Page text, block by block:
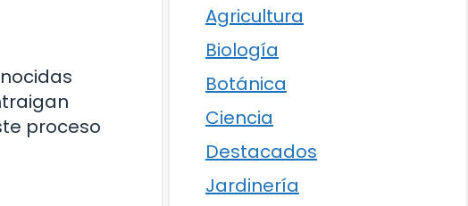
proceso
Agricultura
Biología
Botánica
Ciencia
Destacados
Jardinería